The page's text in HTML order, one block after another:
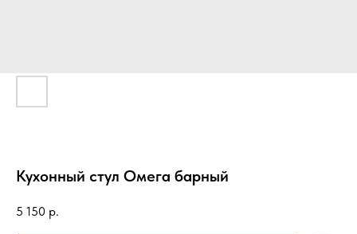
Кухонный стул Омега барный
5 150 р.